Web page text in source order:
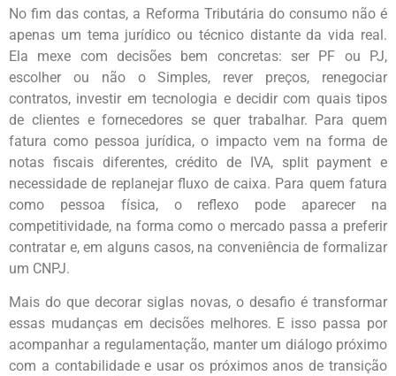
No fim das contas, a Reforma Tributária do consumo não é
apenas um tema jurídico ou técnico distante da vida real.
Ela mexe com decisões bem concretas: ser PF ou PJ,
escolher ou não o Simples, rever preços, renegociar
contratos, investir em tecnologia e decidir com quais tipos
de clientes e fornecedores se quer trabalhar. Para quem
fatura como pessoa jurídica, o impacto vem na forma de
notas fiscais diferentes, crédito de IVA, split payment e
necessidade de replanejar fluxo de caixa. Para quem fatura
como pessoa física, o reflexo pode aparecer na
competitividade, na forma como o mercado passa a preferir
contratar e, em alguns casos, na conveniência de formalizar
um CNPJ.
Mais do que decorar siglas novas, o desafio é transformar
essas mudanças em decisões melhores. E isso passa por
acompanhar a regulamentação, manter um diálogo próximo
com a contabilidade e usar os próximos anos de transição